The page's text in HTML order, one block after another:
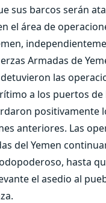
sus barcos serán
el área de
Armadas de
las
a los puertos de
positivamente
anteriores. Las
del Yemen
hasta
el asedio al